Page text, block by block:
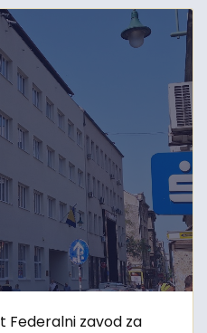
Federalni zavod za